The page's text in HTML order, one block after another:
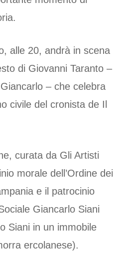
alle 20, andrà in scena
di Giovanni Taranto –
– che celebra
civile del cronista de Il
curata da Gli Artisti
morale dell’Ordine dei
e il patrocinio
Giancarlo Siani
Siani in un immobile
ercolanese).